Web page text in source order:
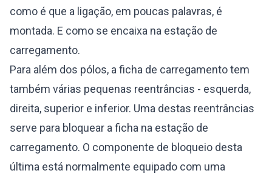
como é que a ligação, em poucas palavras, é
montada. E como se encaixa na estação de
carregamento.
Para além dos pólos, a ficha de carregamento tem
também várias pequenas reentrâncias - esquerda,
direita, superior e inferior. Uma destas reentrâncias
serve para bloquear a ficha na estação de
carregamento. O componente de bloqueio desta
última está normalmente equipado com uma